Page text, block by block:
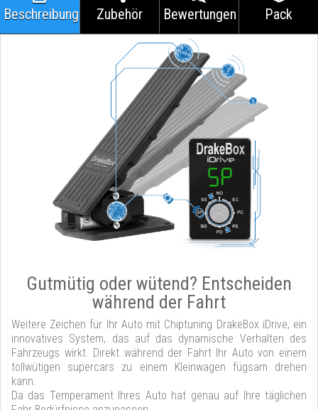
Beschreibung Zubehör Bewertungen Pack
Gutmütig oder wütend? Entscheiden
während der Fahrt
Weitere Zeichen für Ihr Auto mit Chiptuning DrakeBox iDrive, ein
innovatives System, das auf das dynamische Verhalten des
Fahrzeugs wirkt. Direkt während der Fahrt Ihr Auto von einem
tollwütigen supercars zu einem Kleinwagen fügsam drehen
kann.
Da das Temperament Ihres Auto hat genau auf Ihre täglichen